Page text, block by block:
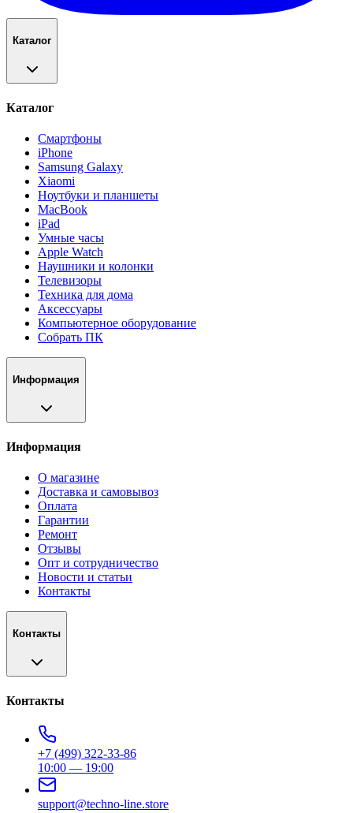
Каталог
Каталог
Смартфоны
iPhone
Samsung Galaxy
Xiaomi
Ноутбуки и планшеты
MacBook
iPad
Умные часы
Apple Watch
Наушники и колонки
Телевизоры
Техника для дома
Аксессуары
Компьютерное оборудование
Собрать ПК
Информация
Информация
О магазине
Доставка и самовывоз
Оплата
Гарантии
Ремонт
Отзывы
Опт и сотрудничество
Новости и статьи
Контакты
Контакты
Контакты
+7 (499) 322-33-86
10:00 — 19:00
support@techno-line.store